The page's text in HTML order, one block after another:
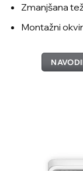
Zmanjšana
Montažni